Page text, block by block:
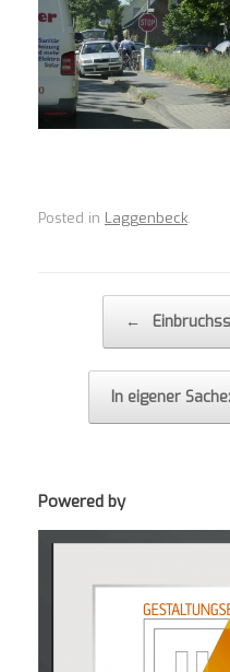
Posted in Laggenbeck.
←
In eigener
Powered by